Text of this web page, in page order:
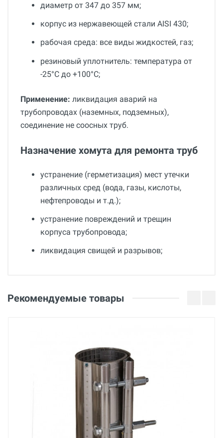
диаметр от 347 до 357 мм;
корпус из нержавеющей стали AISI 430;
рабочая среда: все виды жидкостей, газ;
резиновый уплотнитель: температура от
-25°С до +100°С;
Применение: ликвидация аварий на
трубопроводах (наземных, подземных),
соединение не соосных труб.
Назначение хомута для ремонта труб
устранение (герметизация) мест утечки
различных сред (вода, газы, кислоты,
нефтепроводы и т.д.);
устранение повреждений и трещин
корпуса трубопровода;
ликвидация свищей и разрывов;
36 месяцев
Паспорт
Оценка
Ваше сообщение
Рекомендуемые товары